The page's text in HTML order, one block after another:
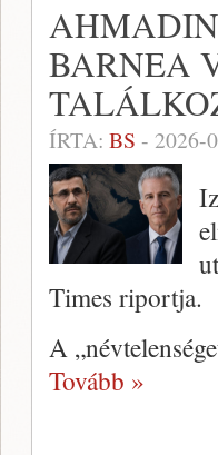
BARNEA
ÍRTA: BS - 2026-
Times riportja.
A
Tovább »